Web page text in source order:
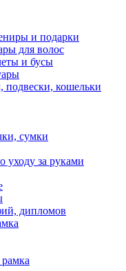
и подарки
для волос
и бусы
кошельки
сумки
уходу за руками
дипломов